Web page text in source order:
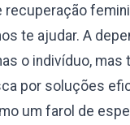
te ajudar. A
o indivíduo,
por soluções
um farol de